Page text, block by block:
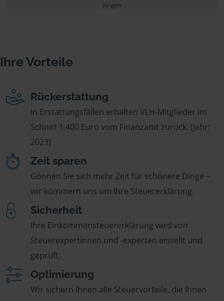
Jürgen
Ihre Vorteile
Rückerstattung
In Erstattungsfällen erhalten VLH-Mitglieder im
Schnitt 1.400 Euro vom Finanzamt zurück. (Jahr:
2023)
Zeit sparen
Gönnen Sie sich mehr Zeit für schönere Dinge –
wir kümmern uns um Ihre Steuererklärung.
Sicherheit
Ihre Einkommensteuererklärung wird von
Steuerexpertinnen und -experten erstellt und
geprüft.
Optimierung
Wir sichern Ihnen alle Steuervorteile, die Ihnen